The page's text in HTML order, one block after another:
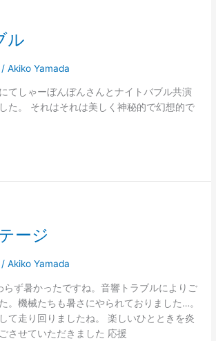
ル
/Akiko Yamada
てしゃーぼんぼんさんとナイトバブル共演
た。 それはそれは美しく神秘的で幻想的で
ージ
/Akiko Yamada
らず暑かったですね。音響トラブルによりご
。機械たちも暑さにやられておりました…。
て走り回りましたね。 楽しいひとときを炎
させていただきました 応援